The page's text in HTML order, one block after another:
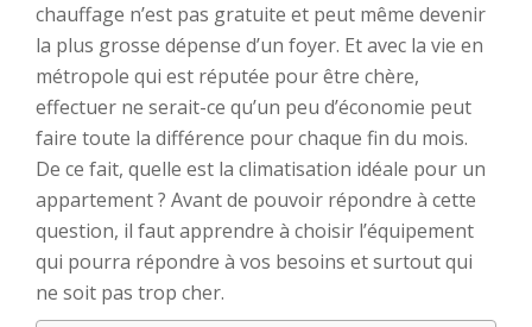
chauffage n’est pas gratuite et peut même devenir
la plus grosse dépense d’un foyer. Et avec la vie en
métropole qui est réputée pour être chère,
effectuer ne serait-ce qu’un peu d’économie peut
faire toute la différence pour chaque fin du mois.
De ce fait, quelle est la climatisation idéale pour un
appartement ? Avant de pouvoir répondre à cette
question, il faut apprendre à choisir l’équipement
qui pourra répondre à vos besoins et surtout qui
ne soit pas trop cher.